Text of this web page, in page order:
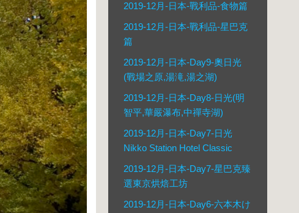
2019-12月-日本-戰利品-食物篇
2019-12月-日本-戰利品-星巴克
篇
2019-12月-日本-Day9-奧日光
(戰場之原,湯滝,湯之湖)
2019-12月-日本-Day8-日光(明
智平,華嚴瀑布,中禪寺湖)
2019-12月-日本-Day7-日光
Nikko Station Hotel Classic
2019-12月-日本-Day7-星巴克臻
選東京烘焙工坊
2019-12月-日本-Day6-六本木け